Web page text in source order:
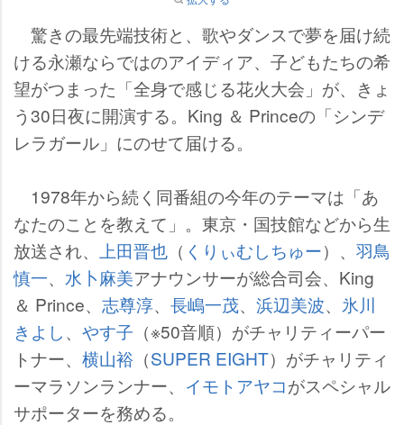
驚きの最先端技術と、歌やダンスで夢を届け続
ける永瀬ならではのアイディア、子どもたちの希
望がつまった「全身で感じる花火大会」が、きょ
う30日夜に開演する。King ＆ Princeの「シンデ
レラガール」にのせて届ける。
1978年から続く同番組の今年のテーマは「あ
なたのことを教えて」。東京・国技館などから生
放送され、
上田晋也 （ くりぃむしちゅー）、 羽鳥
慎一、 水卜麻美アナウンサーが総合司会、King
＆ Prince、 志尊淳、 長嶋一茂、 浜辺美波、 氷川
きよし、 す子 （※50音順）がチャリティーパー
トナー、 横山裕 （SUPER EIGHT）がチャリティ
ーマラソンランナー、 イモトアヤコがスペシャル
サポーターを務める。